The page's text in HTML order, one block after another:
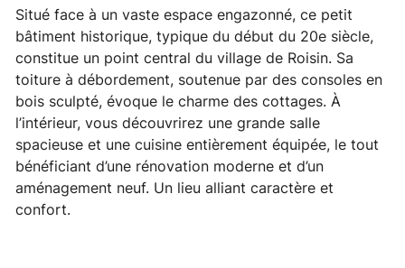
Situé face à un vaste espace engazonné, ce petit
bâtiment historique, typique du début du 20e siècle,
constitue un point central du village de Roisin. Sa
toiture à débordement, soutenue par des consoles en
bois sculpté, évoque le charme des cottages. À
l’intérieur, vous découvrirez une grande salle
spacieuse et une cuisine entièrement équipée, le tout
bénéficiant d’une rénovation moderne et d’un
aménagement neuf. Un lieu alliant caractère et
confort.